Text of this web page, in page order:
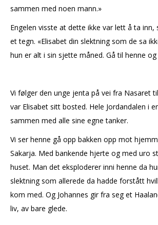
sammen med noen mann.»
Engelen visste at dette ikke var lett å ta inn,
et tegn. «Elisabet din slektning som de sa
hun er alt i sin sjette måned. Gå til henne
Vi følger den unge jenta på vei fra Nasaret
var Elisabet sitt bosted. Hele Jordandalen i
sammen med alle sine egne tanker.
Vi ser henne gå opp bakken opp mot
Sakarja. Med bankende hjerte og med uro
huset. Man det eksploderer inni henne da
slektning som allerede da hadde forstått
kom med. Og Johannes gir fra seg et
liv, av bare glede.